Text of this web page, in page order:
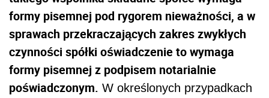
formy pisemnej pod rygorem nieważności, a w
sprawach przekraczających zakres zwykłych
czynności spółki oświadczenie to wymaga
formy pisemnej z podpisem notarialnie
poświadczonym. W określonych przypadkach